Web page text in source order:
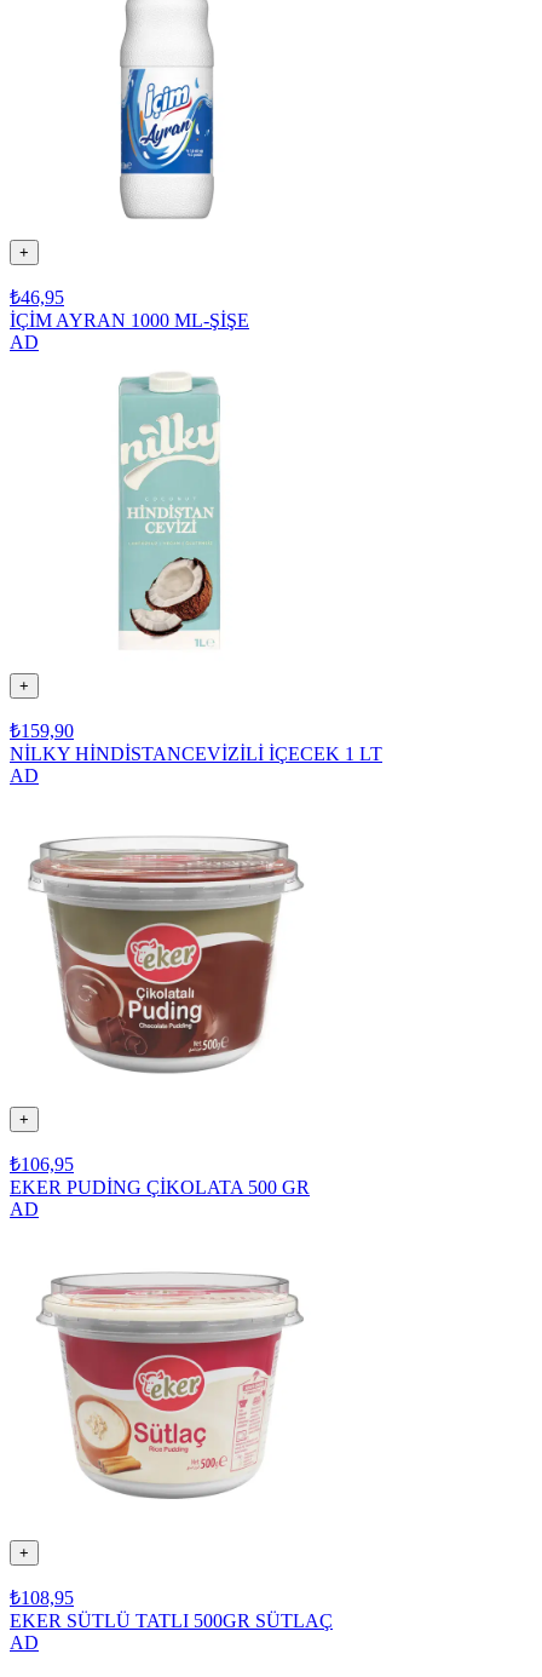
+
₺46,95
İÇİM AYRAN 1000 ML-ŞİŞE
AD
+
₺159,90
NİLKY HİNDİSTANCEVİZİLİ İÇECEK 1 LT
AD
+
₺106,95
EKER PUDİNG ÇİKOLATA 500 GR
AD
+
₺108,95
EKER SÜTLÜ TATLI 500GR SÜTLAÇ
AD